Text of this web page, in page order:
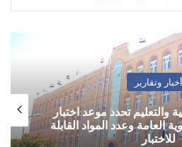
أخبار وتقارير
والتعليم تحدد موعد اختبار
العامة وعدد المواد القابلة
للاختبار